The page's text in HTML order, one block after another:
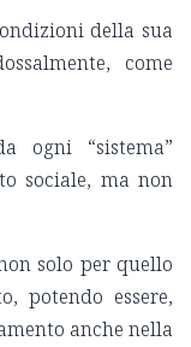
della sua
come
ogni “sistema”
sociale, ma non
solo per quello
potendo essere,
anche nella